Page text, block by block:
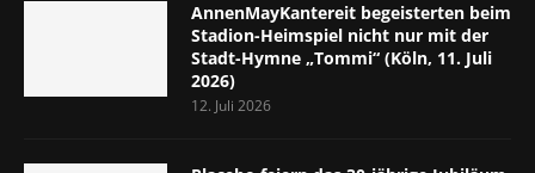
AnnenMayKantereit begeisterten beim
Stadion-Heimspiel nicht nur mit der
Stadt-Hymne „Tommi“ (Köln, 11. Juli
2026)
12. Juli 2026